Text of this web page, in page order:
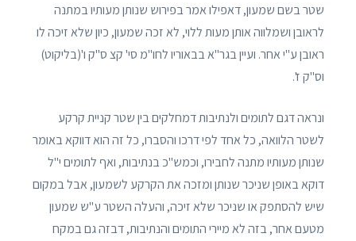
שטר בשם שמעון, דאפילו אמר בפירוש שנותן מעותיו במתנה
לראובן ושמלווה אותן מעות ללוי, לא זכה שמעון, כיון שלא זיכה לו
ראובן ע"י אחר. ועיין בגר"א בבאוריו לחו"מ סי' קצ ס"ק ו'(בליקוט)
וס"ק ז'.
ונראה דגם לתומים ולנתיבות דמחלקים בין שטר קניית קרקע
לשטר הלוואה, כל אחד לפי דרכו והסברו, כל זה הוא דווקא באומר
שנותן מעותיו מתנה לחבירו, וכמש"כ בנתיבות, ואף לתומים י"ל
דוקא באופן שניכר שנותן ומזכה את הקרקע לשמעון, אבל במקום
שיש להסתפק או שניכר שלא זיכה, והעלה השטר ע"ש שמעון
מטעם אחר, בזה לא מיירי התומים והנתיבות, דבזה גם במקח